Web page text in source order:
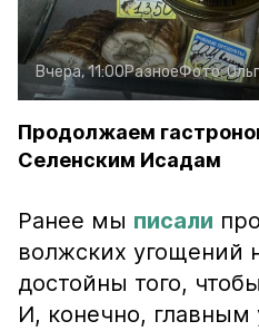
Вчера, 11:00РазноеФото:
Продолжаем
Селенским Исадам
Ранее мы писали
волжских угощений
достойны того,
И, конечно,